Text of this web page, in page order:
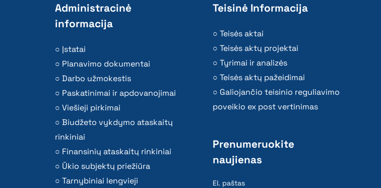
Administracinė
informacija
Įstatai
Planavimo dokumentai
Darbo užmokestis
Paskatinimai ir apdovanojimai
Viešieji pirkimai
Biudžeto vykdymo ataskaitų
rinkiniai
Finansinių ataskaitų rinkiniai
Ūkio subjektų priežiūra
Tarnybiniai lengvieji
Teisinė Informacija
Teisės aktai
Teisės aktų projektai
Tyrimai ir analizės
Teisės aktų pažeidimai
Galiojančio teisinio reguliavimo
poveikio ex post vertinimas
Prenumeruokite
naujienas
El. paštas